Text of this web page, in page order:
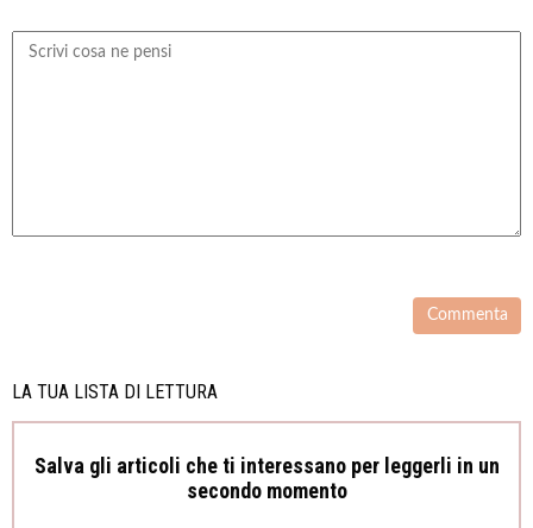
LA TUA LISTA DI LETTURA
Salva gli articoli che ti interessano per leggerli in un
secondo momento